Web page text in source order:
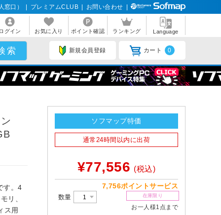
窓口） プレミアムCLUB お問い合わせ
ログイン お気に入り ポイント確認 ランキング Language
新規会員登録 カート 0
す。4
リ、
ス用
ソフマップ特価
通常24時間以内に出荷
¥77,556 (税込)
7,756ポイントサービス
数量 在庫限り
お一人様1点まで